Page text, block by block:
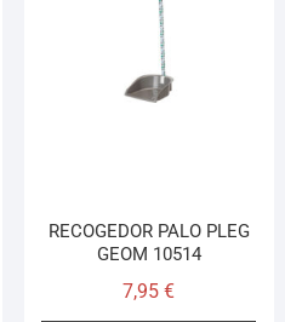
RECOGEDOR PALO PLEG
GEOM 10514
7,95€